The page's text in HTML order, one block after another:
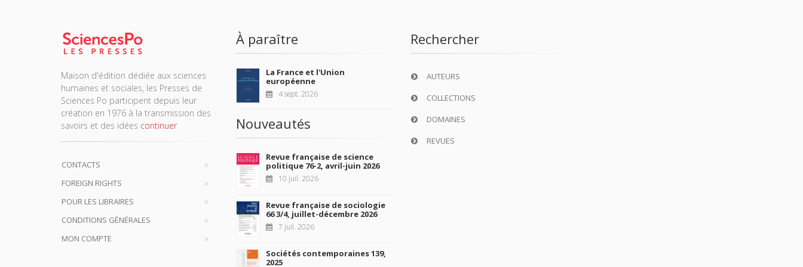
Maison d'édition dédiée aux sciences
humaines et sociales, les Presses de
Sciences Po participent depuis leur
création en 1976 à la transmission des
savoirs et des idées continuer
CONTACTS
FOREIGN RIGHTS
POUR LES LIBRAIRES
CONDITIONS GÉNÉRALES
MON COMPTE
À paraître
La France et l'Union
européenne
4 sept. 2026
Nouveautés
Revue française de science
politique 76-2, avril-juin 2026
10 juil. 2026
Revue française de sociologie
66 3/4, juillet-décembre 2026
7 juil. 2026
Sociétés contemporaines 139,
2025
Rechercher
AUTEURS
COLLECTIONS
DOMAINES
REVUES